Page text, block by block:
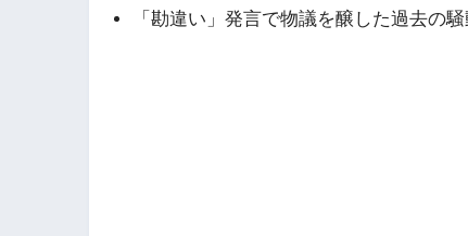
「勘違い」発言で物議を醸した過去の